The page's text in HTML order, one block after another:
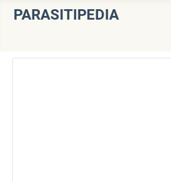
PARASITIPEDIA